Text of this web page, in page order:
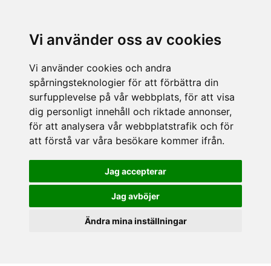
Vi använder oss av cookies
Vi använder cookies och andra
spårningsteknologier för att förbättra din
surfupplevelse på vår webbplats, för att visa
dig personligt innehåll och riktade annonser,
för att analysera vår webbplatstrafik och för
att förstå var våra besökare kommer ifrån.
Jag accepterar
Jag avböjer
Ändra mina inställningar